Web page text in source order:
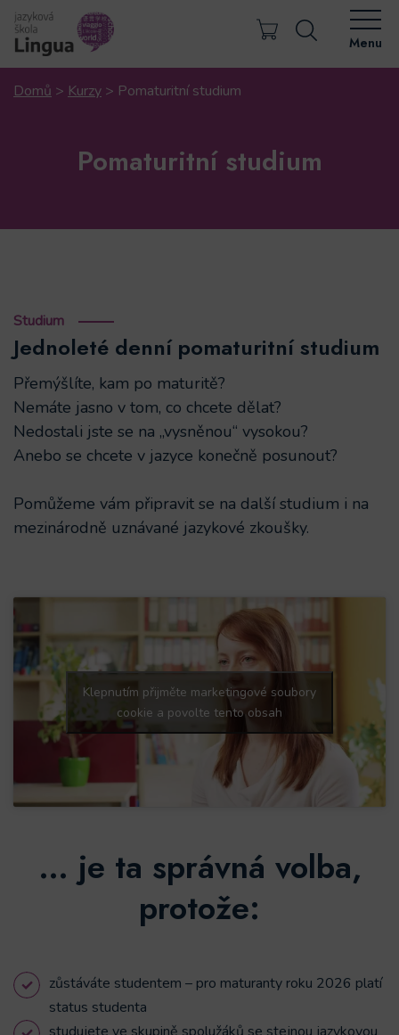
Menu
Domů > Kurzy > Pomaturitní studium
Pomaturitní studium
Studium
Jednoleté denní pomaturitní studium
Přemýšlíte, kam po maturitě?
Nemáte jasno v tom, co chcete dělat?
Nedostali jste se na „vysněnou“ vysokou?
Anebo se chcete v jazyce konečně posunout?
Pomůžeme vám připravit se na další studium i na
mezinárodně uznávané jazykové zkoušky.
Klepnutím přijměte marketingové soubory
cookie a povolte tento obsah
… je ta správná volba,
protože:
zůstáváte studentem – pro maturanty roku 2026 platí
status studenta